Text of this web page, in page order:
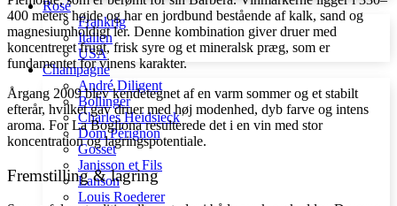
Rosé
Frankrig
Italien
USA
Champagne
André Diligent
Bollinger
Charles Heidsieck
Dom Pérignon
Gosset
Janisson et Fils
Lanson
Louis Roederer
400 meters højde og har en jordbund bestående af kalk, sand og
magnesiumholdigt ler. Denne kombination giver druer med
koncentreret frugt, frisk syre og et mineralsk præg, som er
fundamentet for vinens karakter.
Årgang 2009 blev kendetegnet af en varm sommer og et stabilt
efterår, hvilket gav druer med høj modenhed, dyb farve og intens
aroma. For La Bogliona resulterede det i en vin med stor
koncentration og lagringspotentiale.
Fremstilling & lagring